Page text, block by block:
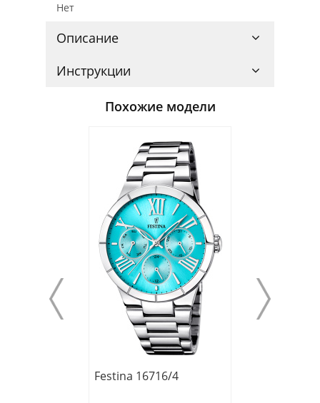
Нет
Описание
Инструкции
Похожие модели
Festina 16716/4